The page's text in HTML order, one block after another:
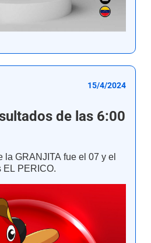
15/4/2024
de las 6:00
la GRANJITA fue el 07 y el
EL PERICO.